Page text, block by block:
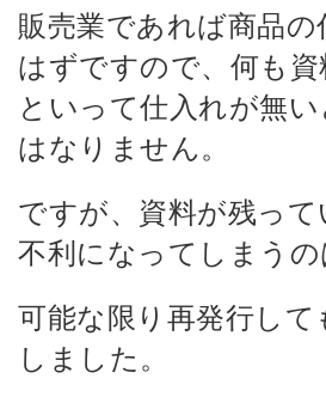
販売業であれば商品
はずですので、何も
といって仕入れが無
はなりません。
ですが、資料が残っ
不利になってしまうの
可能な限り再発行し
しました。